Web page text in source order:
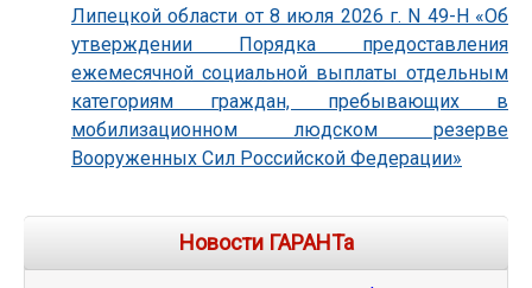
Липецкой области от 8 июля 2026 г. N 49-Н «Об
утверждении Порядка предоставления
ежемесячной социальной выплаты отдельным
категориям граждан, пребывающих в
мобилизационном людском резерве
Вооруженных Сил Российской Федерации»
Новости ГАРАНТа